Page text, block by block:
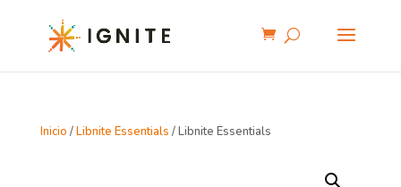
Inicio /Libnite Essentials / Libnite Essentials